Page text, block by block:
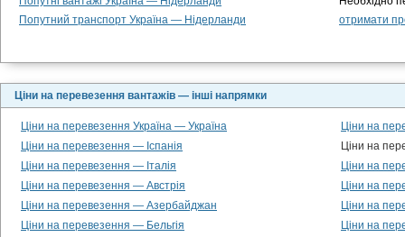
Попутний транспорт Україна — Нідерланди
отримати
Ціни на перевезення вантажів — інші напрямки
Ціни на перевезення Україна — Україна
Ціни на
Ціни на перевезення — Іспанія
Ціни на
Ціни на перевезення — Італія
Ціни на
Ціни на перевезення — Австрія
Ціни на
Ціни на перевезення — Азербайджан
Ціни на
Ціни на перевезення — Бельгія
Ціни на